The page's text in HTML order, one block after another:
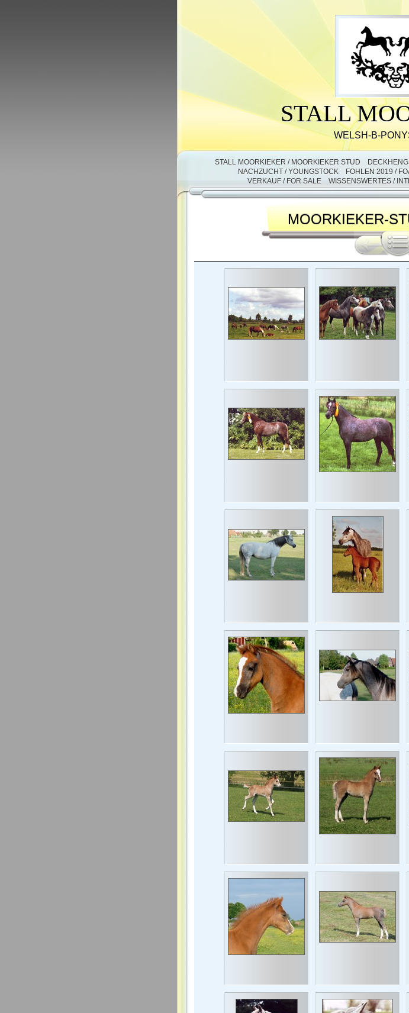
STALL
WELSH-B-
STALL MOORKIEKER / MOORKIEKER STUD
NACHZUCHT / YOUNGSTOCK
FOHLEN 2019 /
VERKAUF / FOR SALE
WISSENSWERTES /
MOORKIEKER-